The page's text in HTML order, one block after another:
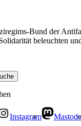
Bund der
beleuchten
Instagram